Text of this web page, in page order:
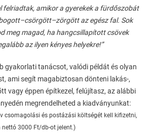
felriadtak, amikor a gyerekek a fürdőszobát
az egész fal. Sok
meg magad, ha hangcsillapított csövek
az ilyen kényes helyekre!”
gyakorlati tanácsot, valódi példát és olyan
ami segít magabiztosan dönteni lakás-,
vagy éppen építkezel, felújítasz, az alábbi
megrendelheted a kiadványunkat:
csomagolási és postázási költségét kell kifizetni,
nettó 3000 Ft/db-ot jelent.)